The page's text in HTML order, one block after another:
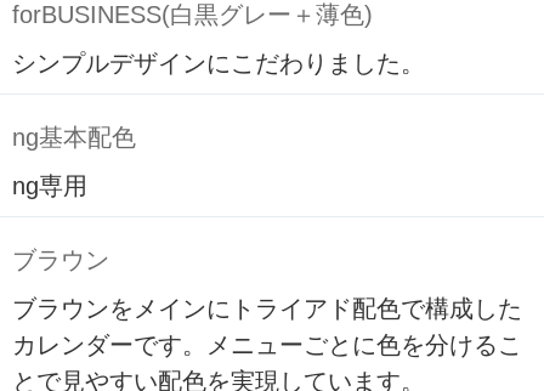
forBUSINESS(白黒グレー＋薄色)
シンプルデザインにこだわりました。
ng基本配色
ng専用
ブラウン
ブラウンをメインにトライアド配色で構成した
カレンダーです。メニューごとに色を分けるこ
とで見やすい配色を実現しています。